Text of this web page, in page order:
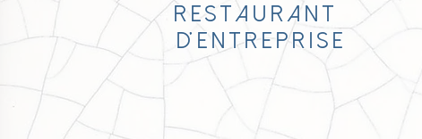
r E S T A U R A N T
D' E N T R E P R I S E